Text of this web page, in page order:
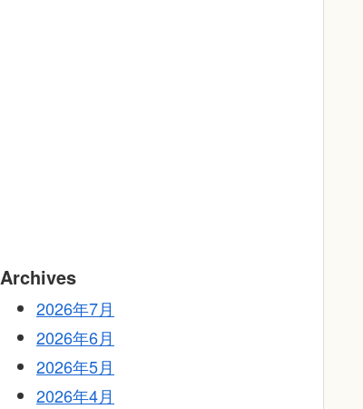
Archives
2026年7月
2026年6月
2026年5月
2026年4月